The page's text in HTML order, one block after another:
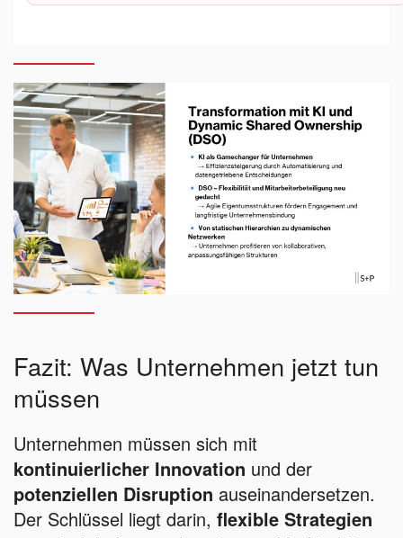
Fazit: Was Unternehmen jetzt tun
müssen
Unternehmen müssen sich mit
kontinuierlicher Innovation und der
potenziellen Disruption auseinandersetzen.
Der Schlüssel liegt darin, flexible Strategien